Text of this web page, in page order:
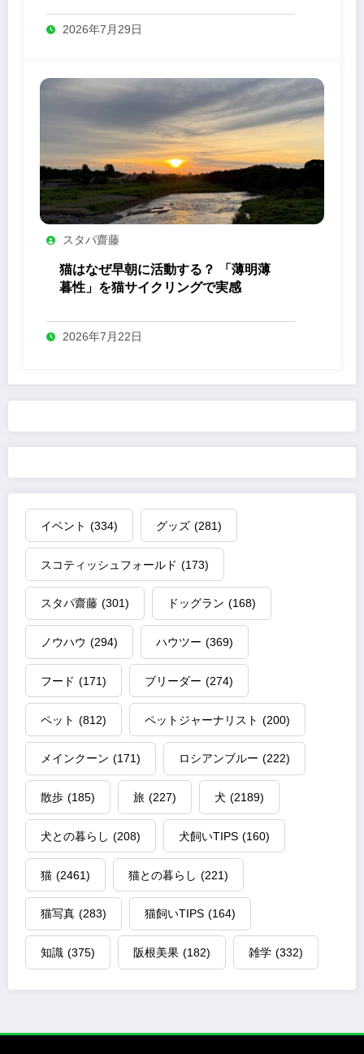
2026年7月29日
スタパ齋藤
猫はなぜ早朝に活動する？ 「薄明薄
暮性」を猫サイクリングで実感
2026年7月22日
イベント (334) グッズ (281)
スコティッシュフォールド (173)
スタパ齋藤 (301) ドッグラン (168)
ノウハウ (294) ハウツー (369)
フード (171) ブリーダー (274)
ペット (812) ペットジャーナリスト (200)
メインクーン (171) ロシアンブルー (222)
散歩 (185) 旅 (227) 犬 (2189)
犬との暮らし (208) 犬飼いTIPS (160)
猫 (2461) 猫との暮らし (221)
猫写真 (283) 猫飼いTIPS (164)
知識 (375) 阪根美果 (182) 雑学 (332)